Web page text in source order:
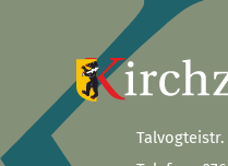
Talvogteistr.